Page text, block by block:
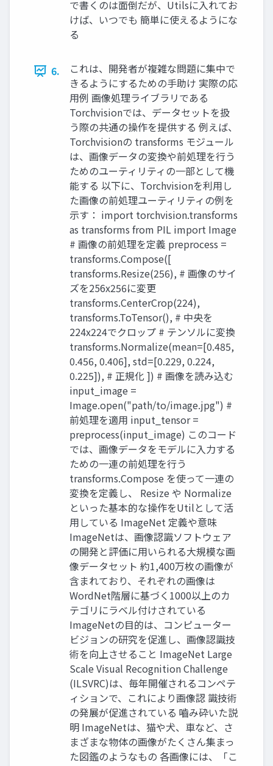
で書くのは面倒だが、Utilsに入れてお
けば、いつでも 簡単に使えるようにな
る
6.
これは、開発者が複雑な問題に集中で
きるようにするための手助け 実際の応
用例 画像処理ライブラリである
Torchvisionでは、データセットを扱
う際の共通の操作を提供する 例えば、
Torchvisionの transforms モジュール
は、画像データの変換や前処理を行う
ためのユーティリティの一部として機
能する 以下に、Torchvisionを利用し
た画像の前処理ユーティリティの例を
示す： import torchvision.transforms
as transforms from PIL import Image
# 画像の前処理を定義 preprocess =
transforms.Compose([
transforms.Resize(256), # 画像のサイ
ズを256x256に変更
transforms.CenterCrop(224),
transforms.ToTensor(), # 中央を
224x224でクロップ # テンソルに変換
transforms.Normalize(mean=[0.485,
0.456, 0.406], std=[0.229, 0.224,
0.225]), # 正規化 ]) # 画像を読み込む
input_image =
Image.open("path/to/image.jpg") #
前処理を適用 input_tensor =
preprocess(input_image) このコード
では、画像データをモデルに入力する
ための一連の前処理を行う
transforms.Compose を使って一連の
変換を定義し、 Resize や Normalize
といった基本的な操作をUtilとして活
用している ImageNet 定義や意味
ImageNetは、画像認識ソフトウェア
の開発と評価に用いられる大規模な画
像データセット 約1,400万枚の画像が
含まれており、それぞれの画像は
WordNet階層に基づく1000以上のカ
テゴリにラベル付けされている
ImageNetの目的は、コンピューター
ビジョンの研究を促進し、画像認識技
術を向上させること ImageNet Large
Scale Visual Recognition Challenge
(ILSVRC)は、毎年開催されるコンペテ
ィションで、これにより画像認 識技術
の発展が促進されている 嚙み砕いた説
明 ImageNetは、猫や犬、車など、さ
まざまな物体の画像がたくさん集まっ
た図鑑のようなもの 各画像には、「こ